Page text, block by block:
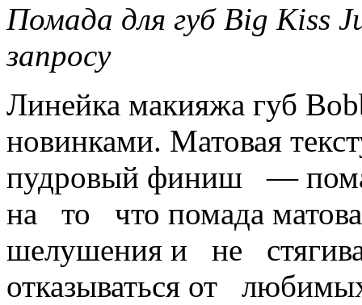
Помада для губ Big Kiss
запросу
Линейка макияжа губ
новинками. Матовая
пудровый финиш —
на то что помада
шелушения и не
отказываться от